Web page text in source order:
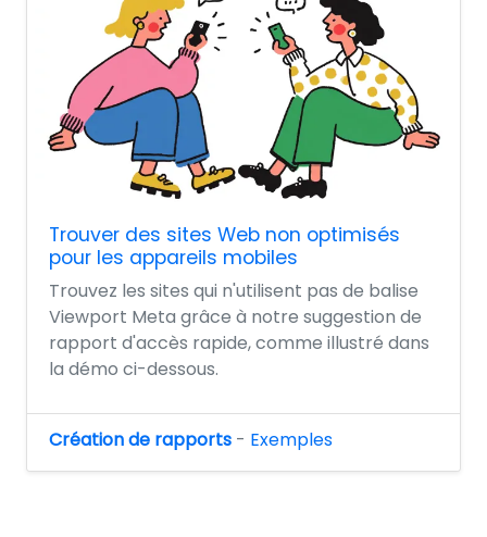
Trouver des sites Web non optimisés
pour les appareils mobiles
Trouvez les sites qui n'utilisent pas de balise
Viewport Meta grâce à notre suggestion de
rapport d'accès rapide, comme illustré dans
la démo ci-dessous.
Création de rapports - Exemples